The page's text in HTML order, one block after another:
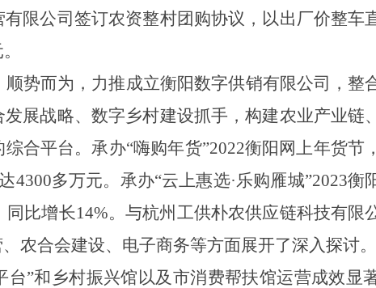
限公司签订农资整村团购协议，以出厂价整车
顺势而为，力推成立衡阳数字供销有限公司，整
展战略、数字乡村建设抓手，构建农业产业链
综合平台。承办“嗨购年货”2022衡阳网上年货节
4300多万元。 承办“云上惠选·乐购雁城”2023衡
同比增长14%。与杭州工供朴农供应链科技有限
农合会建设、电子商务等方面展开了深入探讨。
台”和乡村振兴馆以及市消费帮扶馆运营成效显